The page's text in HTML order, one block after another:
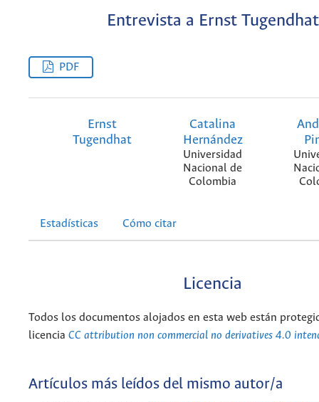
Entrevista a Ernst Tugendhat
PDF
Ernst
Tugendhat
Catalina
Hernández
Universidad
Nacional de
Colombia
Estadísticas Cómo citar
Licencia
Todos los documentos alojados en esta web están
licencia CC attribution non commercial no derivatives 4.0
Artículos más leídos del mismo autor/a